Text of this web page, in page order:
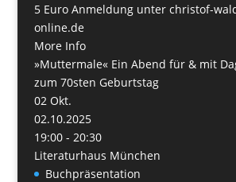
5 Euro Anmeldung unter christof-
online.de
More Info
»Muttermale« Ein Abend für & mit
zum 70sten Geburtstag
02 Okt.
02.10.2025
19:00 - 20:30
Literaturhaus München
Buchpräsentation